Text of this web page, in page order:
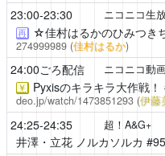
23:00-23:30 ニコニコ生
再 ☆佳村はるかのひみつき
274999989 (佳村はるか)
24:00ごろ配信 ニコニコ動
￥ Pyxisのキラキラ大作戦！
deo.jp/watch/1473851293 (伊藤
24:25-24:35 超！A&G+
井澤・立花 ノルカソルカ #95